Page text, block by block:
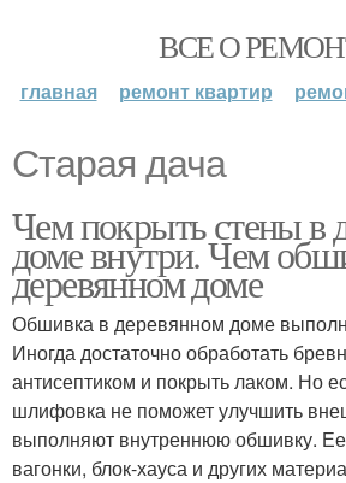
ВСЕ О
главная ремонт квартир
Старая дача
Чем покрыть стены в
доме внутри. Чем
деревянном доме
Обшивка в деревянном доме
Иногда достаточно обработать
антисептиком и покрыть лаком. Но
шлифовка не поможет улучшить
выполняют внутреннюю обшивку.
вагонки, блок-хауса и других